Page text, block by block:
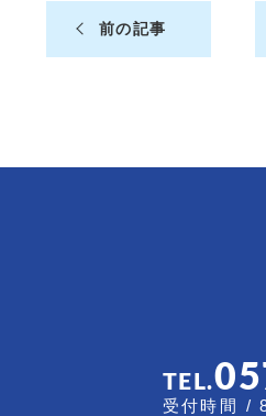
前の記事
TEL.
受付時間 /